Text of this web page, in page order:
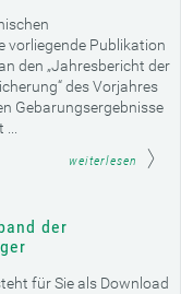
vorliegende Publikation
den „Jahresbericht der
des Vorjahres
Gebarungsergebnisse
...
weiterlesen
der
für Sie als Download